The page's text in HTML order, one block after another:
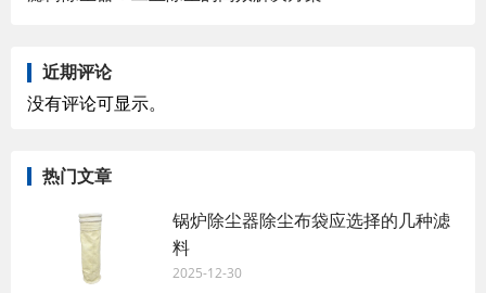
近期评论
没有评论可显示。
热门文章
锅炉除尘器除尘布袋应选择的几种滤
料
2025-12-30